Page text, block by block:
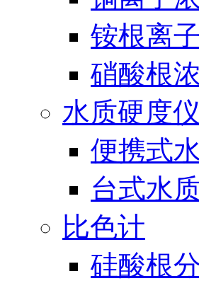
铵根离
硝酸根
水质硬度仪
便携式
台式水
比色计
硅酸根